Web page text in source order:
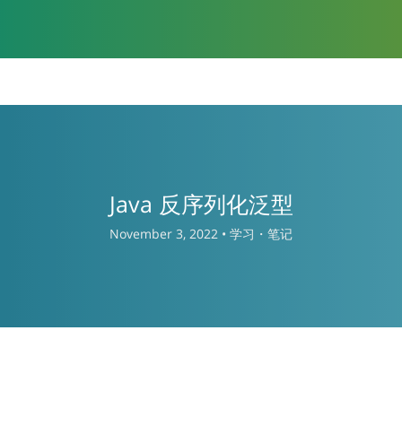
Java 反序列化泛型
November 3, 2022 • 学习・笔记